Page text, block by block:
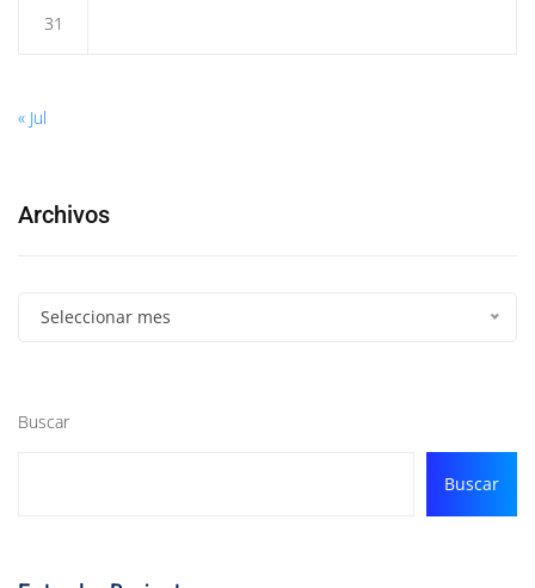
31
« Jul
Archivos
Seleccionar mes
Buscar
Buscar